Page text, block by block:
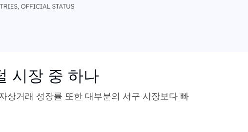
시장 중 하나
상거래 성장률 또한 대부분의 서구 시장보다 빠